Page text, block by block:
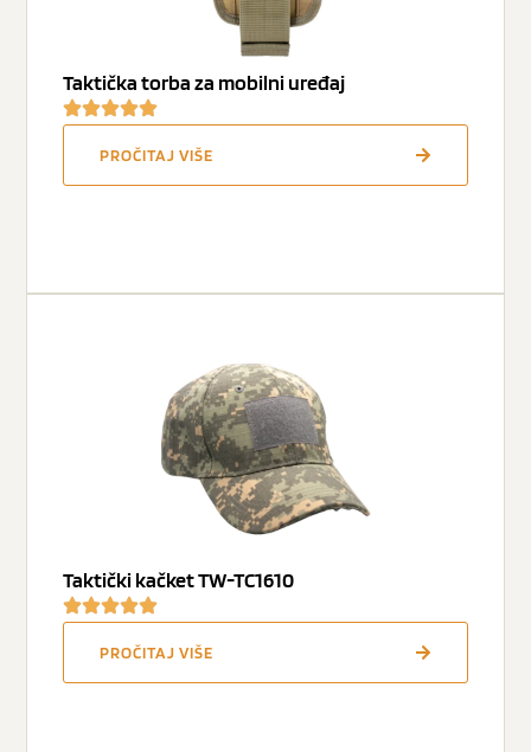
Taktička torba za mobilni uređaj
PROČITAJ VIŠE
Taktički kačket TW-TC1610
PROČITAJ VIŠE